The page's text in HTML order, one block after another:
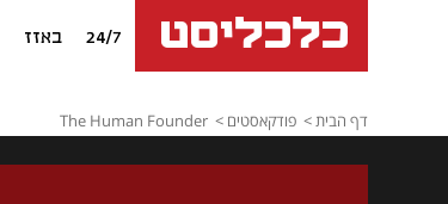
24/7 באזז
דף הבית פודקאסטים The Human Founder